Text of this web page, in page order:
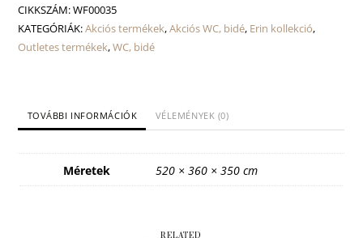
WC
mennyiség
CIKKSZÁM:WF00035
KATEGÓRIÁK:Akciós termékek,Akciós WC, bidé, Erin kollekció,
Outletes termékek,WC, bidé
TOVÁBBI INFORMÁCIÓK VÉLEMÉNYEK (0)
Méretek 520 × 360 × 350 cm
RELATED